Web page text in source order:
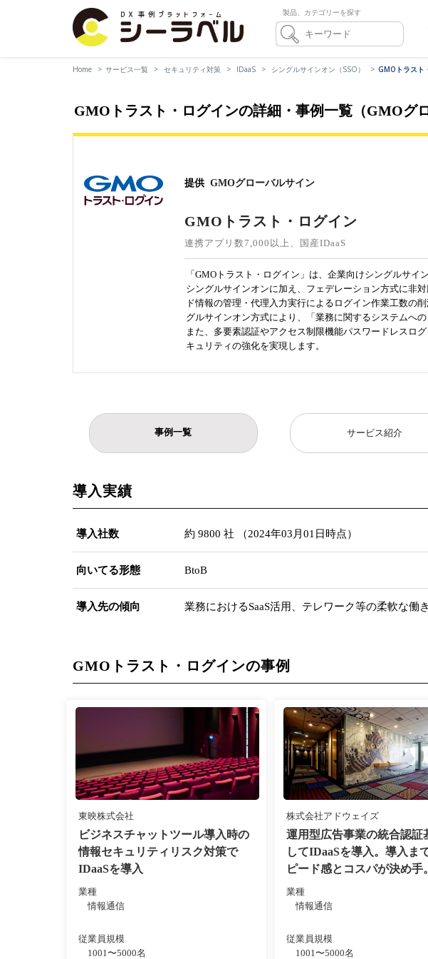
製品、カテゴリーを探す
Home サービス一覧 セキュリティ対策 IDaaS シングルサインオン（SSO） GMOトラスト
GMOトラスト・ログインの詳細・事例一覧（GMOグ
提供 GMOグローバルサイン
GMOトラスト・ログイン
連携アプリ数7,000以上、国産IDaaS
「GMOトラスト・ログイン」は、企業向けシングルサイ
シングルサインオンに加え、フェデレーション方式に非
ド情報の管理・代理入力実行によるログイン作業工数の
グルサインオン方式により、「業務に関するシステムへ
また、多要素認証やアクセス制限機能パスワードレスロ
キュリティの強化を実現します。
事例一覧 サービス紹介
導入実績
導入社数 約 9800 社 （2024年03月01日時点）
向いてる形態 BtoB
導入先の傾向 業務におけるSaaS活用、テレワーク等の柔軟な働
GMOトラスト・ログインの事例
東映株式会社
ビジネスチャットツール導入時の
情報セキュリティリスク対策で
IDaaSを導入
業種
情報通信
従業員規模
1001〜5000名
株式会社アドウェイズ
運用型広告事業の統合認証
してIDaaSを導入。導入ま
ピード感とコスパが決め手。
業種
情報通信
従業員規模
1001〜5000名